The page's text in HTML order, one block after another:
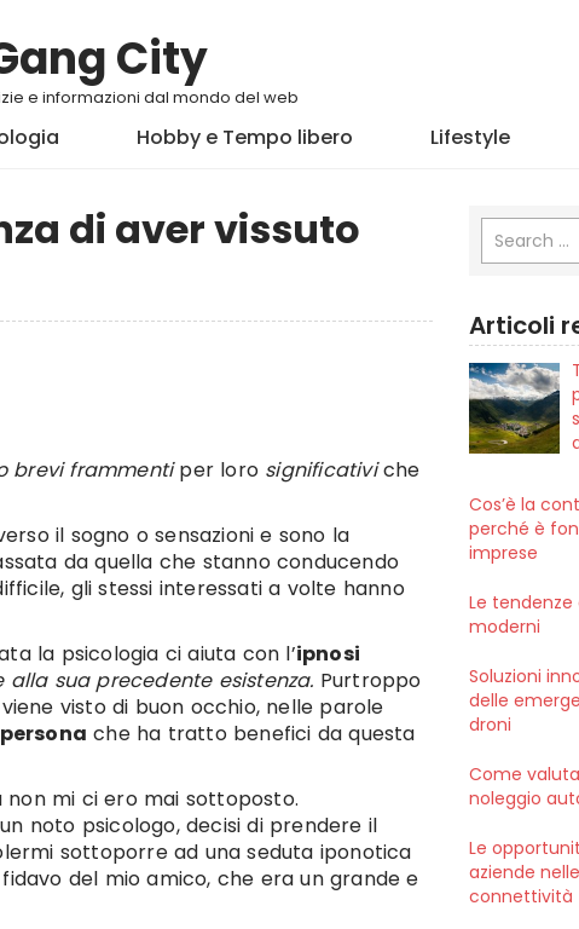
City
e informazioni dal mondo del web
Hobby e Tempo libero Lifestyle
di aver vissuto
brevi frammentiper loro significativiche
il sogno o sensazioni e sono la
da quella che stanno conducendo
gli stessi interessati a volte hanno
la psicologia ci aiuta con l’ipnosi
alla sua precedente esistenza. Purtroppo
visto di buon occhio, nelle parole
che ha tratto benefici da questa
non mi ci ero mai sottoposto.
noto psicologo, decisi di prendere il
sottoporre ad una seduta iponotica
del mio amico, che era un grande e
Articoli
Cos’è la
perché è
imprese
Le tendenze
moderni
Soluzioni
delle
droni
Come
noleggio
Le
aziende
connettività